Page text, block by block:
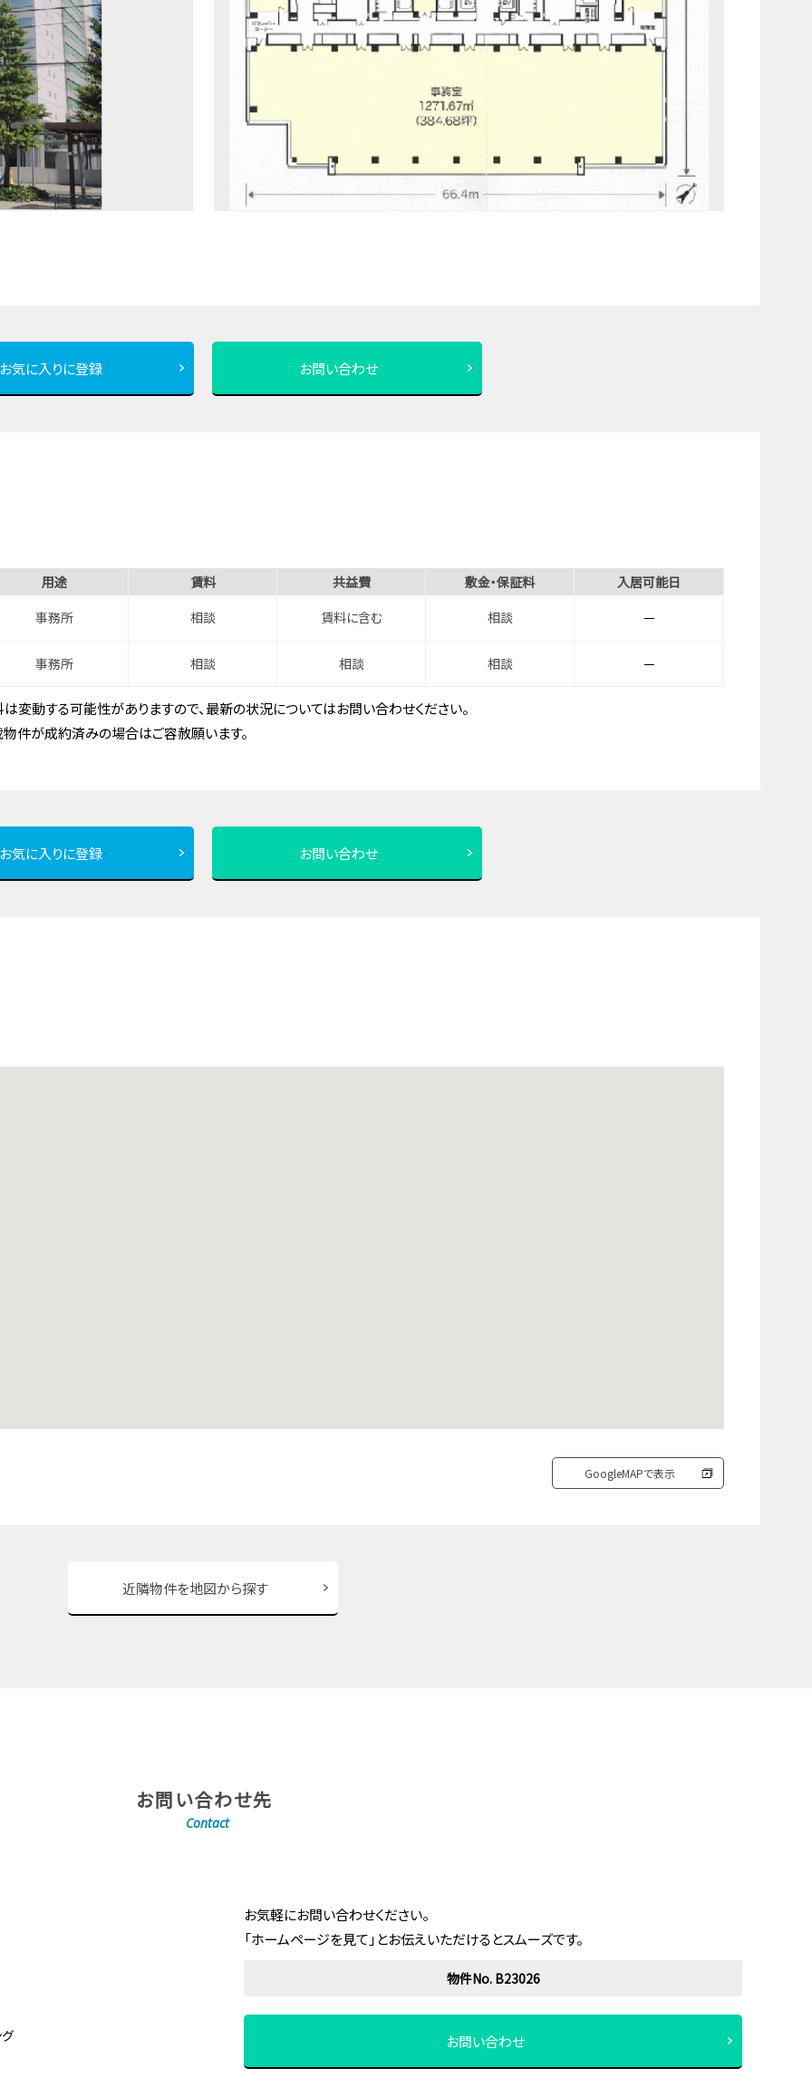
お気に入りに登録 お問い合わせ
用途 賃料 共益費 敷金・保証料
入居可能日
事務所
相談 賃料に含む 相談 －
事務所 相談 相談 相談 －
変動する可能性がありますので、最新の状況についてはお問い合わせください。
件が成約済みの場合はご容赦願います。
お気に入りに登録 お問い合わせ
GoogleMAPで表示
近隣物件を地図から探す
お問い合わせ先
Contact
お気軽にお問い合わせください。
「ホームページを見て」とお伝えいただけるとスムーズです。
物件No. B23026
お問い合わせ